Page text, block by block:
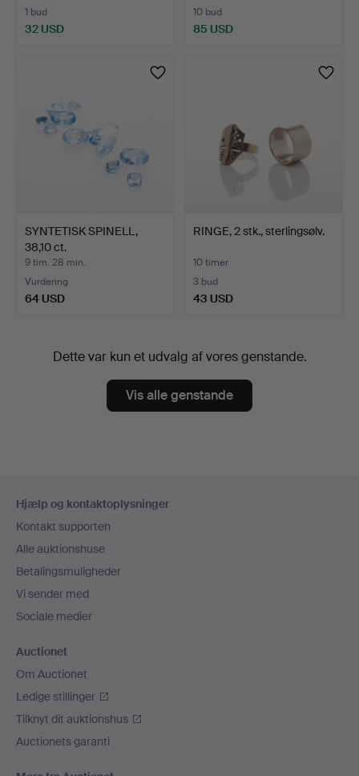
1 bud
32 USD
10 bud
85 USD
SYNTETISK SPINELL,
38,10 ct.
9 tim. 28 min.
Vurdering
64 USD
RINGE, 2 stk., sterlingsølv.
10 timer
3 bud
43 USD
Dette var kun et udvalg af vores genstande.
Vis alle genstande
Hjælp og kontaktoplysninger
Kontakt supporten
Alle auktionshuse
Betalingsmuligheder
Vi sender med
Sociale medier
Auctionet
Om Auctionet
Ledige stillinger
Tilknyt dit auktionshus
Auctionets garanti